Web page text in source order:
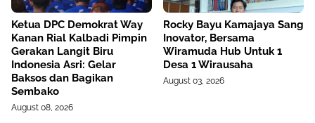
Ketua DPC Demokrat Way
Kanan Rial Kalbadi Pimpin
Gerakan Langit Biru
Indonesia Asri: Gelar
Baksos dan Bagikan
Sembako
August 08, 2026
Rocky Bayu Kamajaya Sang
Inovator, Bersama
Wiramuda Hub Untuk 1
Desa 1 Wirausaha
August 03, 2026